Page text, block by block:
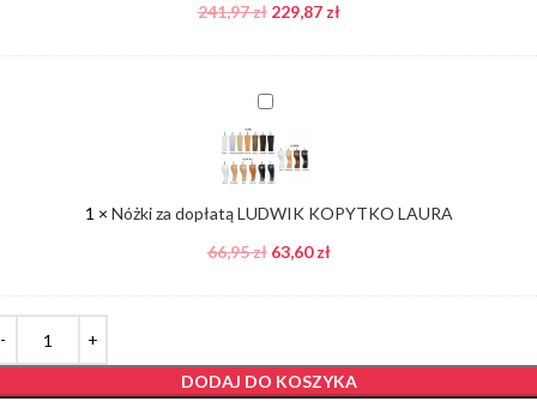
241,97zł 229,87 zł
Nóżki
dopłatą
LUDWIK
KOPYTKO
1 × Nóżki za dopłatą LUDWIK KOPYTKO LAURA
66,95zł 63,60zł
DODAJ DO KOSZYKA